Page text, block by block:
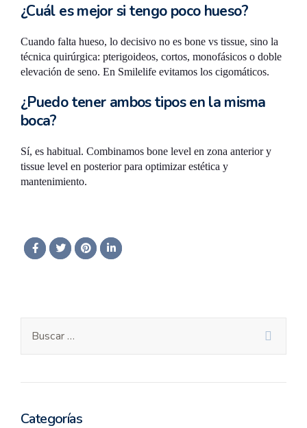
¿Cuál es mejor si tengo poco hueso?
Cuando falta hueso, lo decisivo no es bone vs tissue, sino la
técnica quirúrgica: pterigoideos, cortos, monofásicos o doble
elevación de seno. En Smilelife evitamos los cigomáticos.
¿Puedo tener ambos tipos en la misma
boca?
Sí, es habitual. Combinamos bone level en zona anterior y
tissue level en posterior para optimizar estética y
mantenimiento.
Categorías